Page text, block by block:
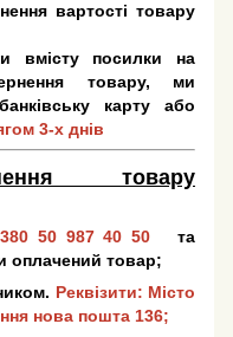
вартості товару
вмісту посилки на
товару, ми
карту або
3-х днів
товару
50 987 40 50
та
оплачений товар;
Реквізити: Місто
нова пошта 136;